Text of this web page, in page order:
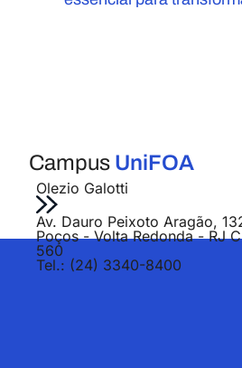
Campus UniFOA
Olezio Galotti
Av. Dauro Peixoto Aragão,
Poços - Volta Redonda - RJ
560
Tel.: (24) 3340-8400